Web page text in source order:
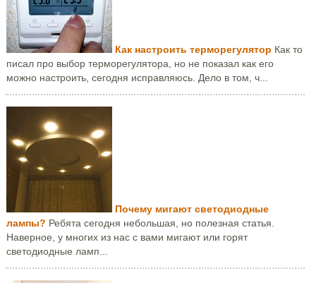
Как настроить терморегулятор Как то
писал про выбор терморегулятора, но не показал как его
можно настроить, сегодня исправляюсь. Дело в том, ч...
Почему мигают светодиодные
лампы? Ребята сегодня небольшая, но полезная статья.
Наверное, у многих из нас с вами мигают или горят
светодиодные ламп...